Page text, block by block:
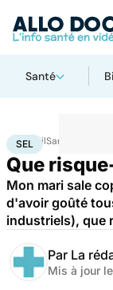
Santé
AccueilSanté
SEL
Que
Mon mari sale
d'avoir goûté
industriels), que
Par La
Mis à jour le